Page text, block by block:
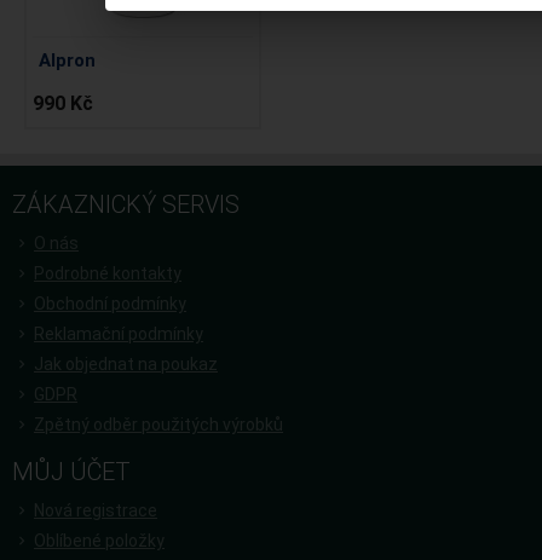
Alpron
990 Kč
ZÁKAZNICKÝ SERVIS
O nás
Podrobné kontakty
Obchodní podmínky
Reklamační podmínky
Jak objednat na poukaz
GDPR
Zpětný odběr použitých výrobků
MŮJ ÚČET
Nová registrace
Oblíbené položky